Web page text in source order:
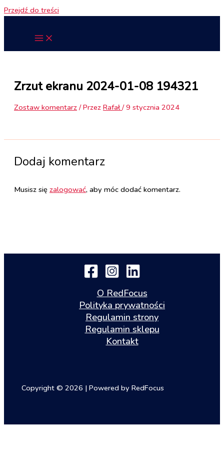
Przejdź do treści
Zrzut ekranu 2024-01-08 194321
Zostaw komentarz / Przez Rafał/9 stycznia 2024
Dodaj komentarz
Musisz się zalogować, aby móc dodać komentarz.
O RedFocus
Polityka prywatności
Regulamin strony
Regulamin sklepu
Kontakt
Copyright © 2026 | Powered by RedFocus